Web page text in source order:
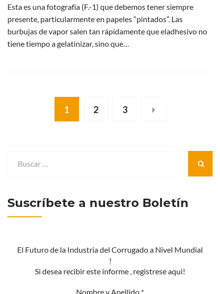
Esta es una fotografía (F.-1) que debemos tener siempre
presente, particularmente en papeles “pintados”. Las
burbujas de vapor salen tan rápidamente que eladhesivo no
tiene tiempo a gelatinizar, sino que…
1 2 3
Suscríbete a nuestro Boletín
El Futuro de la Industria del Corrugado a Nivel Mundial
!
Si desea recibir este informe , registrese aqui!
Nombre y Apellido *